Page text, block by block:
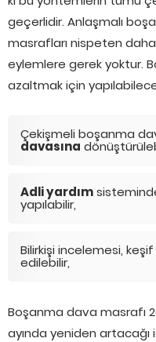
geçerlidir. Anlaşmalı
masrafları nispeten
eylemlere gerek yoktur.
azaltmak için
Çekişmeli boşanma
davasına
Adli yardım
yapılabilir,
Bilirkişi incelemesi,
edilebilir,
Boşanma dava masrafı
ayında yeniden